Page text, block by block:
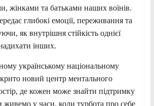
жінками та батьками наших воїнів.
глибокі емоції, переживання та
як внутрішня стійкість однієї
інших.
українському національному
новий центр ментального
де кожен може знайти підтримку
у часи, коли турбота про себе